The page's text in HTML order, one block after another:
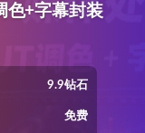
色+字幕封装
9.9钻石
免费